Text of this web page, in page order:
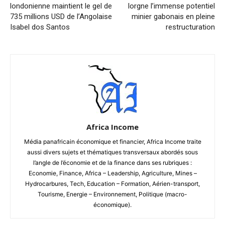
londonienne maintient le gel de
735 millions USD de l’Angolaise
Isabel dos Santos
lorgne l’immense potentiel
minier gabonais en pleine
restructuration
Africa Income
Média panafricain économique et financier, Africa Income traite
aussi divers sujets et thématiques transversaux abordés sous
l’angle de l’économie et de la finance dans ses rubriques :
Economie, Finance, Africa – Leadership, Agriculture, Mines –
Hydrocarbures, Tech, Education – Formation, Aérien-transport,
Tourisme, Energie – Environnement, Politique (macro-
économique).